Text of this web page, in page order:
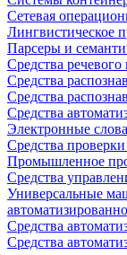
Сетевая
Лингвистическое
Парсеры и
Средства речевого
Средства
Средства
Средства
Электронные
Средства
Промышленное
Средства
Универсальные
Средства
Средства